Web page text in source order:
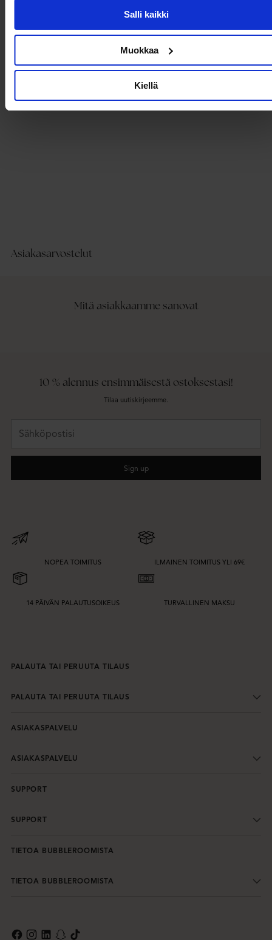
Salli kaikki
Muokkaa
Kiellä
Tuotetiedot
Asiakasarvostelut
Mitä asiakkaamme sanovat
10 % alennus ensimmäisestä ostoksestasi!
Tilaa uutiskirjeemme.
Sign up
NOPEA TOIMITUS ILMAINEN TOIMITUS YLI 69€
14 PÄIVÄN PALAUTUSOIKEUS TURVALLINEN MAKSU
PALAUTA TAI PERUUTA TILAUS
PALAUTA TAI PERUUTA TILAUS
ASIAKASPALVELU
ASIAKASPALVELU
SUPPORT
SUPPORT
TIETOA BUBBLEROOMISTA
TIETOA BUBBLEROOMISTA